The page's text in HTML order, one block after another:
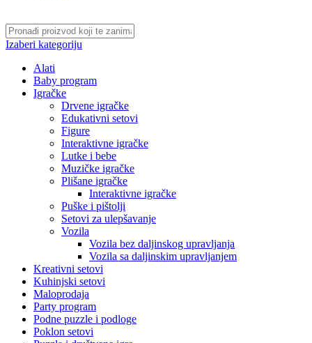
Izaberi kategoriju
Alati
Baby program
Igračke
Drvene igračke
Edukativni setovi
Figure
Interaktivne igračke
Lutke i bebe
Muzičke igračke
Plišane igračke
Interaktivne igračke
Puške i pištolji
Setovi za ulepšavanje
Vozila
Vozila bez daljinskog upravljanja
Vozila sa daljinskim upravljanjem
Kreativni setovi
Kuhinjski setovi
Maloprodaja
Party program
Podne puzzle i podloge
Poklon setovi